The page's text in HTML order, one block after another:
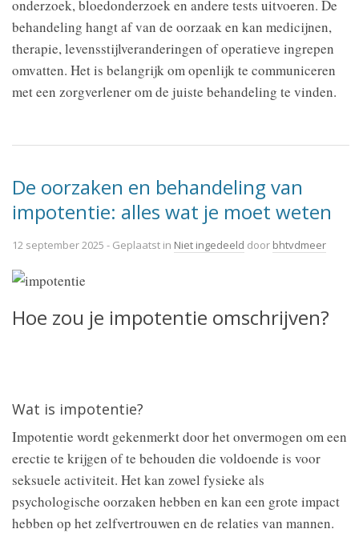
onderzoek, bloedonderzoek en andere tests uitvoeren. De
behandeling hangt af van de oorzaak en kan medicijnen,
therapie, levensstijlveranderingen of operatieve ingrepen
omvatten. Het is belangrijk om openlijk te communiceren
met een zorgverlener om de juiste behandeling te vinden.
De oorzaken en behandeling van
impotentie: alles wat je moet weten
12 september 2025 - Geplaatst in Niet ingedeeld door bhtvdmeer
Hoe zou je impotentie omschrijven?
Wat is impotentie?
Impotentie wordt gekenmerkt door het onvermogen om een
erectie te krijgen of te behouden die voldoende is voor
seksuele activiteit. Het kan zowel fysieke als
psychologische oorzaken hebben en kan een grote impact
hebben op het zelfvertrouwen en de relaties van mannen.